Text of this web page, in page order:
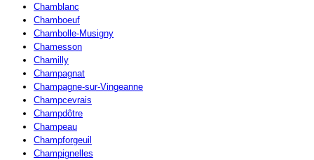
Chamblanc
Chamboeuf
Chambolle-Musigny
Chamesson
Chamilly
Champagnat
Champagne-sur-Vingeanne
Champcevrais
Champdôtre
Champeau
Champforgeuil
Champignelles